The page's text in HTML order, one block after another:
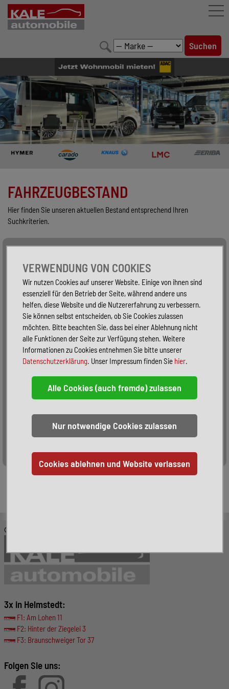
FAHRZEUGBESTAND
LEISTUNGEN
KONFIGURATOR
MARKENWELT
UNTERNEHMEN
FAHRZEUGBESTAND
Hier finden Sie unseren aktuellen Bestand entsprechend Ihren
Suchkriterien.
Alle Fahrzeuge
Sortieren:
© KALE-Automobile GmbH
3x in Helmstedt:
F1: Am Lohen 11
F2: Hinter der Ziegelei 3
F3: Braunschweiger Tor 37
Folgen Sie uns:
VERWENDUNG VON COOKIES
Wir nutzen Cookies auf unserer Website. Einige von ihnen sind
essenziell für den Betrieb der Seite, während andere uns
helfen, diese Website und die Nutzererfahrung zu verbessern.
Sie können selbst entscheiden, ob Sie Cookies zulassen
möchten. Bitte beachten Sie, dass bei einer Ablehnung nicht
alle Funktionen der Seite zur Verfügung stehen. Weitere
Informationen zu Cookies entnehmen Sie bitte unserer
Datenschutzerklärung. Unser Impressum finden Sie hier.